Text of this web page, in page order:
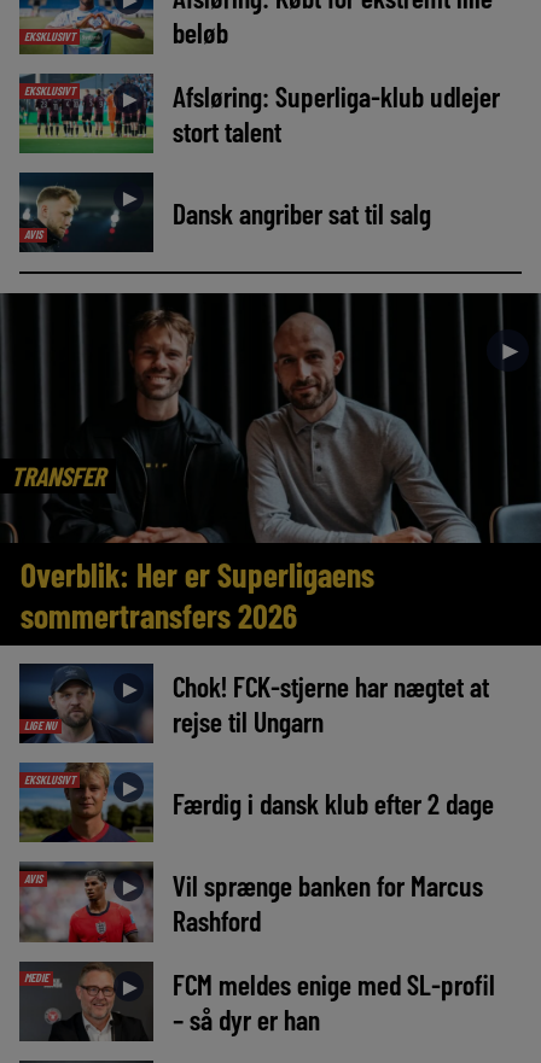
EKSKLUSIVT
beløb
EKSKLUSIVT ►
Afsløring: Superliga-klub udlejer
stort talent
AVIS
► Dansk angriber sat til salg
TRANSFER
►
Overblik: Her er Superligaens
sommertransfers 2026
LIGE NU
►
Chok! FCK-stjerne har nægtet at
rejse til Ungarn
EKSKLUSIVT ► Færdig i dansk klub efter 2 dage
AVIS ►
Vil sprænge banken for Marcus
Rashford
MEDIE ►
FCM meldes enige med SL-profil
– så dyr er han